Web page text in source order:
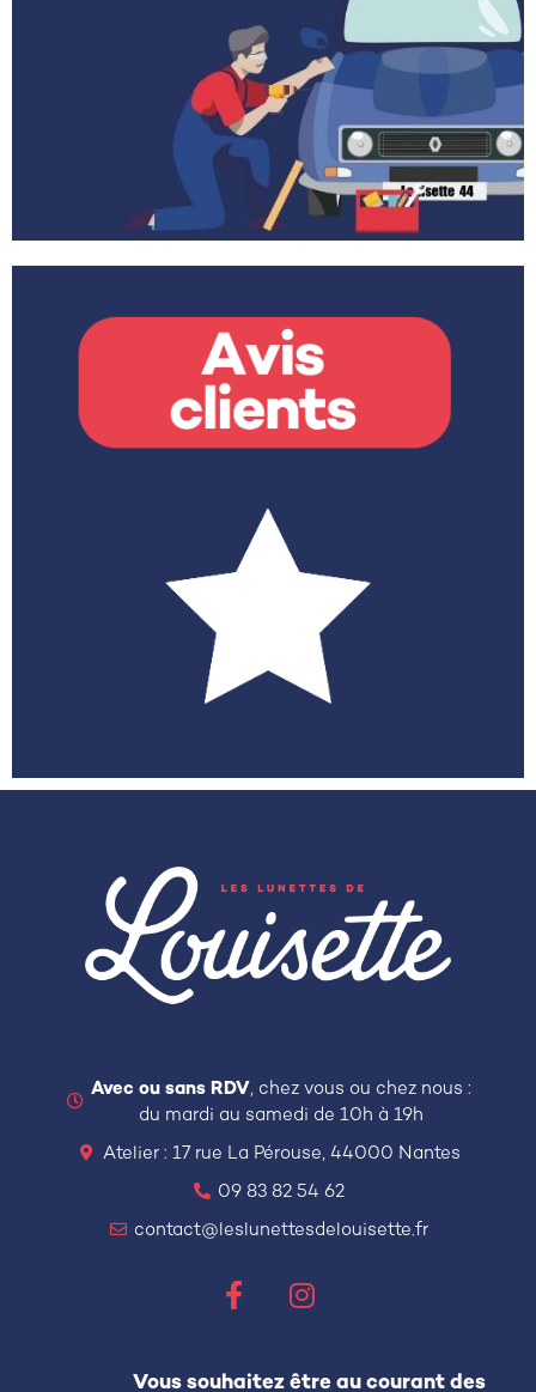
Avec ou sans RDV, chez vous ou chez nous :
du mardi au samedi de 10h à 19h
Atelier : 17 rue La Pérouse, 44000 Nantes
09 83 82 54 62
contact@leslunettesdelouisette.fr
Vous souhaitez être au courant des